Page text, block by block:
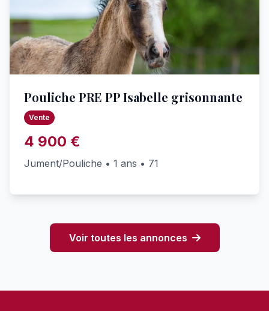
Pouliche PRE PP Isabelle grisonnante
Vente
4 900 €
Jument/Pouliche • 1 ans • 71
Voir toutes les annonces